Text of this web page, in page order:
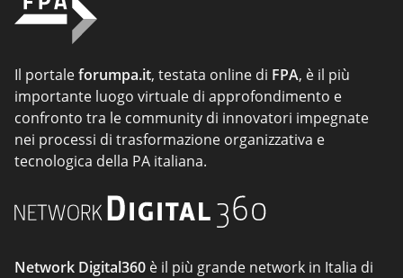
Il portaleforumpa.it, testata online di FPA, è il più
importante luogo virtuale di approfondimento e
confronto tra le community di innovatori impegnate
nei processi di trasformazione organizzativa e
tecnologica della PA italiana.
Network Digital360 è il più grande network in Italia di